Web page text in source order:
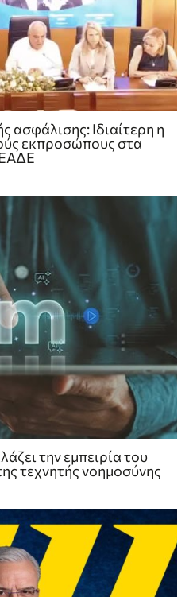
ασφάλισης: Ιδιαίτερη η
εκπροσώπους στα
την εμπειρία του
τεχνητής νοημοσύνης